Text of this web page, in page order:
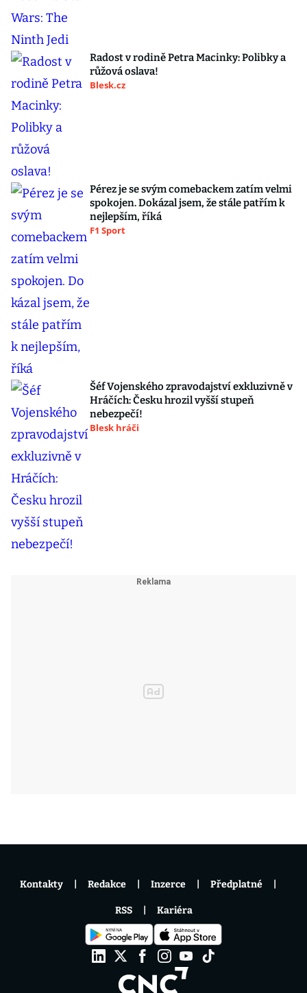
Radost v rodině Petra Macinky: Polibky a
růžová oslava!
Blesk.cz
Pérez je se svým comebackem zatím velmi
spokojen. Dokázal jsem, že stále patřím k
nejlepším, říká
F1 Sport
Šéf Vojenského zpravodajství exkluzivně v
Hráčích: Česku hrozil vyšší stupeň
nebezpečí!
Blesk hráči
Kontakty Redakce Inzerce Předplatné
RSS Kariéra